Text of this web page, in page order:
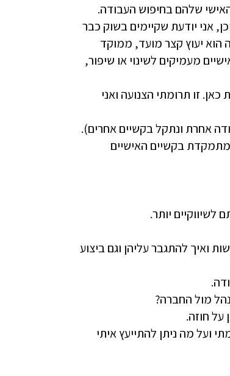
שלהם בחיפוש העבודה.
אני יודעת שקיימים בשוק כבר
הוא יעוץ קצר מועד, ממוקד
מעמיקים לשינוי או שיפור,
זו תרומתי הצנועה ואני
אחרת ונתקל בקשיים אחרים).
בקשיים האישיים
יותר.
ואיך להתגבר עליהן וגם ביצוע
מול החברה?
חוזה.
ועל מה ניתן להתייעץ איתי